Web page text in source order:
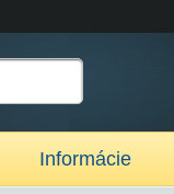
Informácie